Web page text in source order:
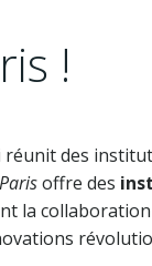
!
des
offre des
la